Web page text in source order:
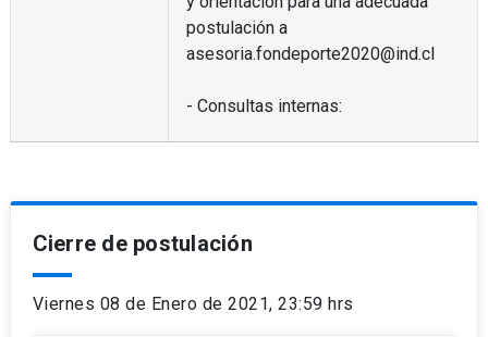
postulación a
asesoria.fondeporte2020@ind.cl
- Consultas internas:
Cierre de postulación
Viernes 08 de Enero de 2021, 23:59 hrs